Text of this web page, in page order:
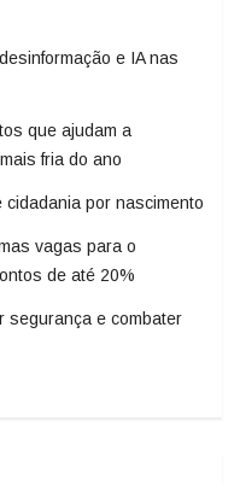
e IA nas
que ajudam a
fria do ano
por nascimento
vagas para o
de até 20%
segurança e combater